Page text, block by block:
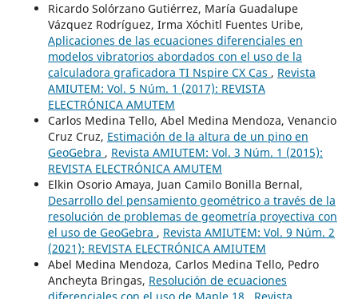
Ricardo Solórzano Gutiérrez, María Guadalupe
Vázquez Rodríguez, Irma Xóchitl Fuentes Uribe,
Aplicaciones de las ecuaciones diferenciales en
modelos vibratorios abordados con el uso de la
calculadora graficadora TI Nspire CX Cas , Revista
AMIUTEM: Vol. 5 Núm. 1 (2017): REVISTA
ELECTRÓNICA AMUTEM
Carlos Medina Tello, Abel Medina Mendoza, Venancio
Cruz Cruz, Estimación de la altura de un pino en
GeoGebra , Revista AMIUTEM: Vol. 3 Núm. 1 (2015):
REVISTA ELECTRÓNICA AMUTEM
Elkin Osorio Amaya, Juan Camilo Bonilla Bernal,
Desarrollo del pensamiento geométrico a través de la
resolución de problemas de geometría proyectiva con
el uso de GeoGebra , Revista AMIUTEM: Vol. 9 Núm. 2
(2021): REVISTA ELECTRÓNICA AMIUTEM
Abel Medina Mendoza, Carlos Medina Tello, Pedro
Ancheyta Bringas, Resolución de ecuaciones